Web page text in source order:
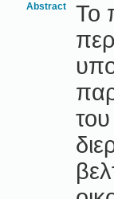
Abstract
Το